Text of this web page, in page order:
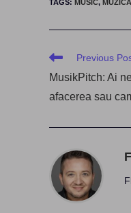
TAGS: MUSIC,
Read
articles
Previous
MusikPitch: Ai
afacerea sau